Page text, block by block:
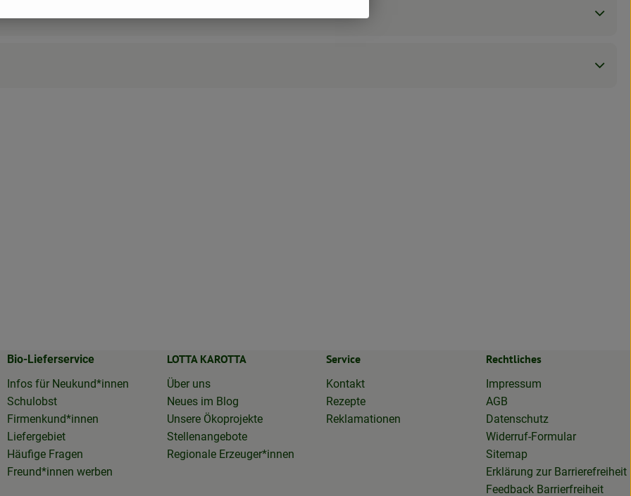
Bio-Lieferservice
Infos für Neukund*innen
Schulobst
Firmenkund*innen
Liefergebiet
Häufige Fragen
Freund*innen werben
LOTTA KAROTTA
Über uns
Neues im Blog
Unsere Ökoprojekte
Stellenangebote
Regionale Erzeuger*innen
Service
Kontakt
Rezepte
Reklamationen
Rechtliches
Impressum
AGB
Datenschutz
Widerruf-Formular
Sitemap
Erklärung zur Barrierefreiheit
Feedback Barrierfreiheit